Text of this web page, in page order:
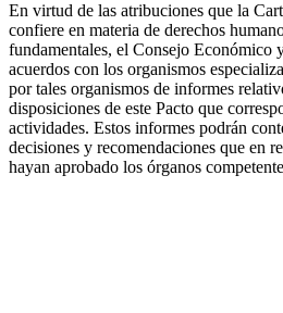
En virtud de las atribuciones que la
confiere en materia de derechos
fundamentales, el Consejo Económico
acuerdos con los organismos
por tales organismos de informes
disposiciones de este Pacto que
actividades. Estos informes podrán
decisiones y recomendaciones que en
hayan aprobado los órganos